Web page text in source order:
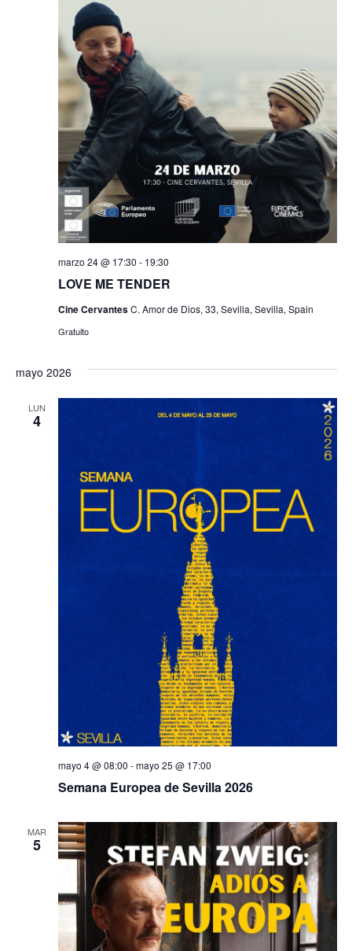
LOVE ME TENDER
marzo 24 @ 17:30 - 19:30
Cine CervantesC. Amor de Dios, 33, Sevilla, Sevilla, Spain
Gratuito
mayo 2026
LUN
4
Semana Europea de Sevilla 2026
mayo 4 @ 08:00 -mayo 25 @ 17:00
MAR
5